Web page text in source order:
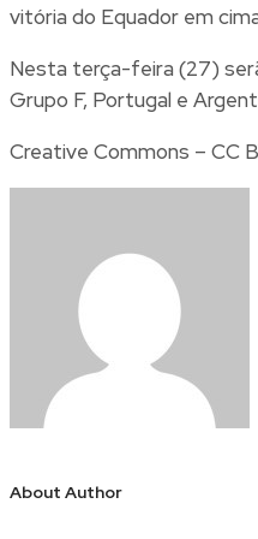
vitória do Equador em
Nesta terça-feira (27)
Grupo F, Portugal e
Creative Commons – CC
About Author